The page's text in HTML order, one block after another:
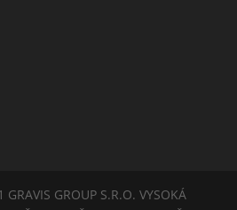
GROUP S.R.O. VYSOKÁ